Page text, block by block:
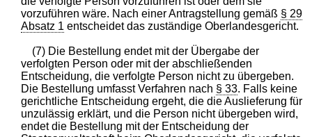
vorzuführen wäre. Nach einer Antragstellung gemäß § 29
Absatz 1 entscheidet das zuständige Oberlandesgericht.
(7) Die Bestellung endet mit der Übergabe der
verfolgten Person oder mit der abschließenden
Entscheidung, die verfolgte Person nicht zu übergeben.
Die Bestellung umfasst Verfahren nach § 33. Falls keine
gerichtliche Entscheidung ergeht, die die Auslieferung für
unzulässig erklärt, und die Person nicht übergeben wird,
endet die Bestellung mit der Entscheidung der